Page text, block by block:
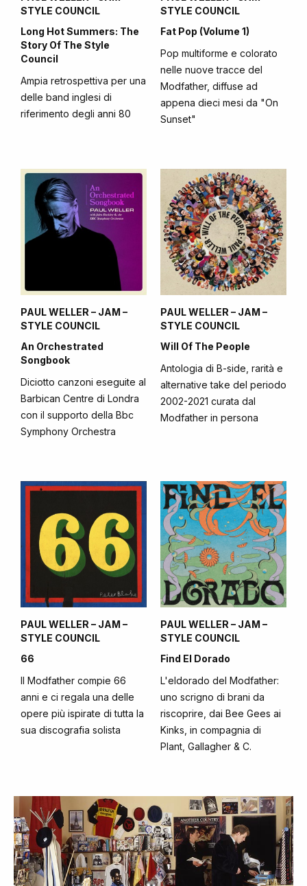
STYLE COUNCIL
Long Hot Summers: The
Story Of The Style
Council
Ampia retrospettiva per una
delle band inglesi di
riferimento degli anni 80
STYLE COUNCIL
Fat Pop (Volume 1)
Pop multiforme e colorato
nelle nuove tracce del
Modfather, diffuse ad
appena dieci mesi da "On
Sunset"
PAUL WELLER – JAM –
STYLE COUNCIL
An Orchestrated
Songbook
Diciotto canzoni eseguite al
Barbican Centre di Londra
con il supporto della Bbc
Symphony Orchestra
PAUL WELLER – JAM –
STYLE COUNCIL
Will Of The People
Antologia di B-side, rarità e
alternative take del periodo
2002-2021 curata dal
Modfather in persona
PAUL WELLER – JAM –
STYLE COUNCIL
66
Il Modfather compie 66
anni e ci regala una delle
opere più ispirate di tutta la
sua discografia solista
PAUL WELLER – JAM –
STYLE COUNCIL
Find El Dorado
L'eldorado del Modfather:
uno scrigno di brani da
riscoprire, dai Bee Gees ai
Kinks, in compagnia di
Plant, Gallagher & C.